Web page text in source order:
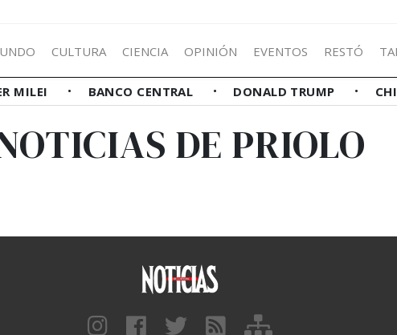
CULTURA CIENCIA OPINIÓN EVENTOS RESTÓ
MILEI BANCO CENTRAL DONALD TRUMP
DE PRIOLO